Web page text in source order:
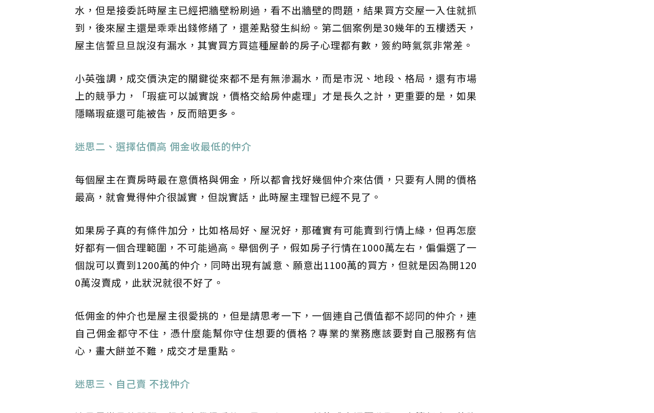
水，但是接委託時屋主已經把牆壁粉刷過，看不出牆壁的問題，結果買方交屋一入住就抓
到，後來屋主還是乖乖出錢修繕了，還差點發生糾紛。第二個案例是30幾年的五樓透天，
屋主信誓旦旦說沒有漏水，其實買方買這種屋齡的房子心理都有數，簽約時氣氛非常差。
小英強調，成交價決定的關鍵從來都不是有無滲漏水，而是市況、地段、格局，還有市場
上的競爭力，「瑕疵可以誠實說，價格交給房仲處理」才是長久之計，更重要的是，如果
隱瞞瑕疵還可能被告，反而賠更多。
迷思二、選擇估價高 佣金收最低的仲介
每個屋主在賣房時最在意價格與佣金，所以都會找好幾個仲介來估價，只要有人開的價格
最高，就會覺得仲介很誠實，但說實話，此時屋主理智已經不見了。
如果房子真的有條件加分，比如格局好、屋況好，那確實有可能賣到行情上緣，但再怎麼
好都有一個合理範圍，不可能過高。舉個例子，假如房子行情在1000萬左右，偏偏選了一
個說可以賣到1200萬的仲介，同時出現有誠意、願意出1100萬的買方，但就是因為開120
0萬沒賣成，此狀況就很不好了。
低佣金的仲介也是屋主很愛挑的，但是請思考一下，一個連自己價值都不認同的仲介，連
自己佣金都守不住，憑什麼能幫你守住想要的價格？專業的業務應該要對自己服務有信
心，畫大餅並不難，成交才是重點。
迷思三、自己賣 不找仲介